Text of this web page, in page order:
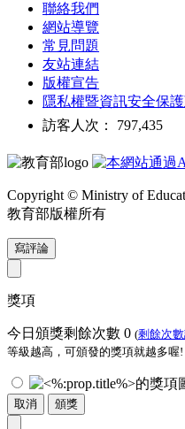
聯絡我們
網站導覽
常見問題
友站連結
版權宣告
隱私權暨資訊安全保
訪客人次： 797,435
Copyright © Ministry of
教育部版權所有
寫評論
獎項
今日頒獎剩餘次數 0 (剩餘次
等級越高，可頒發的獎項就越多喔!
取消 頒獎